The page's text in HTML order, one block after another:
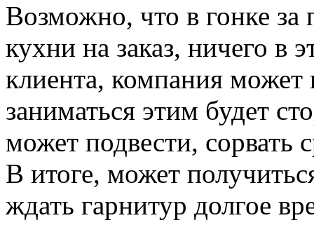
Возможно, что в гонке
кухни на заказ, ничего в
клиента, компания может
заниматься этим будет
может подвести, сорвать
В итоге, может
ждать гарнитур долгое